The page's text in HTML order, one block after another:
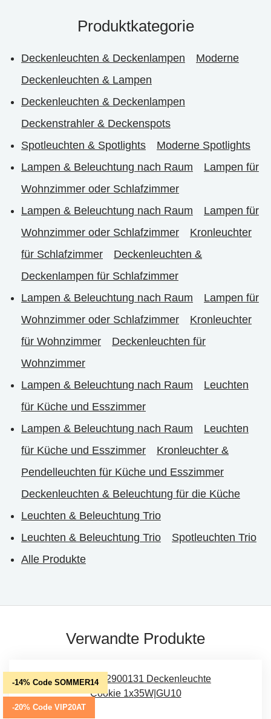
Produktkategorie
Deckenleuchten & Deckenlampen
Moderne
Deckenleuchten & Lampen
Deckenleuchten & Deckenlampen
Deckenstrahler & Deckenspots
Spotleuchten & Spotlights
Moderne Spotlights
Lampen & Beleuchtung nach Raum
Lampen für
Wohnzimmer oder Schlafzimmer
Lampen & Beleuchtung nach Raum
Lampen für
Wohnzimmer oder Schlafzimmer
Kronleuchter
für Schlafzimmer
Deckenleuchten &
Deckenlampen für Schlafzimmer
Lampen & Beleuchtung nach Raum
Lampen für
Wohnzimmer oder Schlafzimmer
Kronleuchter
für Wohnzimmer
Deckenleuchten für
Wohnzimmer
Lampen & Beleuchtung nach Raum
Leuchten
für Küche und Esszimmer
Lampen & Beleuchtung nach Raum
Leuchten
für Küche und Esszimmer
Kronleuchter &
Pendelleuchten für Küche und Esszimmer
Deckenleuchten & Beleuchtung für die Küche
Leuchten & Beleuchtung Trio
Leuchten & Beleuchtung Trio
Spotleuchten Trio
Alle Produkte
Verwandte Produkte
-14% Code SOMMER14
-20% Code VIP20AT